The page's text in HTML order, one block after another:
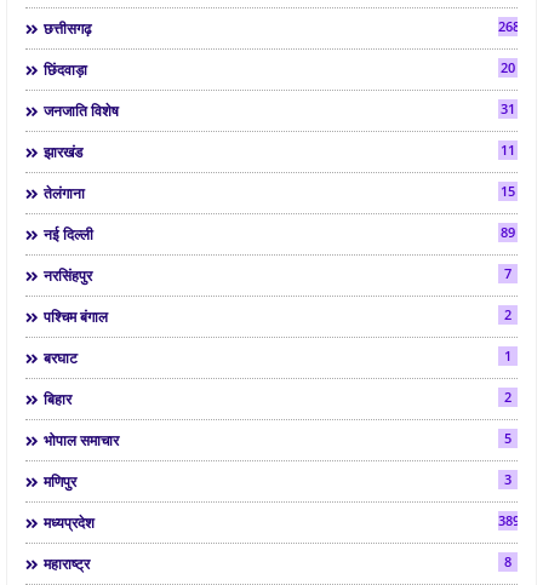
छत्तीसगढ़ 268
छिंदवाड़ा 20
जनजाति विशेष 31
झारखंड 11
तेलंगाना 15
नई दिल्ली 89
नरसिंहपुर 7
पश्चिम बंगाल 2
बरघाट 1
बिहार 2
भोपाल समाचार 5
मणिपुर 3
मध्यप्रदेश 3892
महाराष्ट्र 8